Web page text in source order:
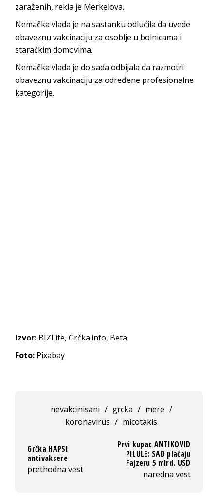
zaraženih, rekla je Merkelova.
Nemačka vlada je na sastanku odlučila da uvede
obaveznu vakcinaciju za osoblje u bolnicama i
staračkim domovima.
Nemačka vlada je do sada odbijala da razmotri
obaveznu vakcinaciju za određene profesionalne
kategorije.
Izvor: BIZLife, Grčka.info, Beta
Foto: Pixabay
nevakcinisani / grcka / mere /
koronavirus / micotakis
Grčka HAPSI
antivaksere
prethodna vest
Prvi kupac ANTIKOVID
PILULE: SAD plaćaju
Fajzeru 5 mlrd. USD
naredna vest